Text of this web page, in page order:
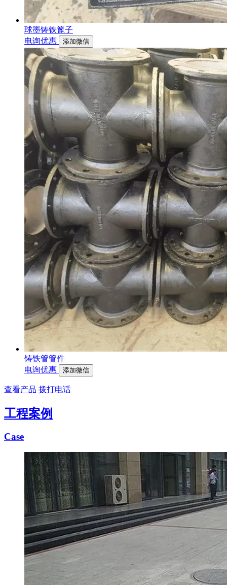
球墨铸铁篦子
电询优惠
添加微信
铸铁管管件
电询优惠
添加微信
查看产品 拨打电话
工程案例
Case